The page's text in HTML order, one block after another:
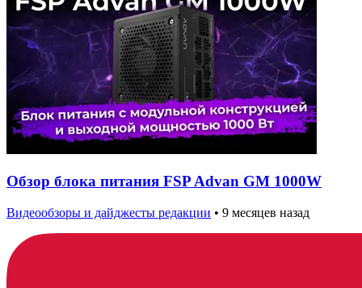
Обзор блока питания FSP Advan GM 1000W
Видеообзоры и дайджесты редакции • 9 месяцев назад